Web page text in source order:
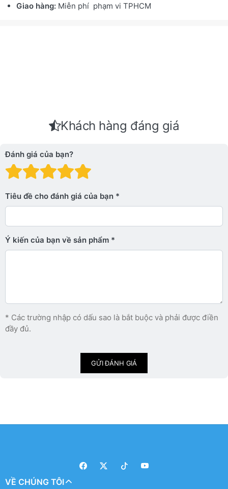
Giao hàng: Miễn phí phạm vi TPHCM
Khách hàng đáng giá
Đánh giá của bạn?
Đánh giá: 4 trên 5
Đánh giá: 3 trên 5 sao.
Đánh giá: 2 trên 5 sao.
Đánh giá: 1 trên 5 sao. Xấu
Tiêu đề cho đánh giá của bạn
Ý kiến ​​của bạn về sản phẩm
* Các trường nhập có dấu sao là bắt buộc và phải được điền
đầy đủ.
GỬI ĐÁNH GIÁ
VỀ CHÚNG TÔI